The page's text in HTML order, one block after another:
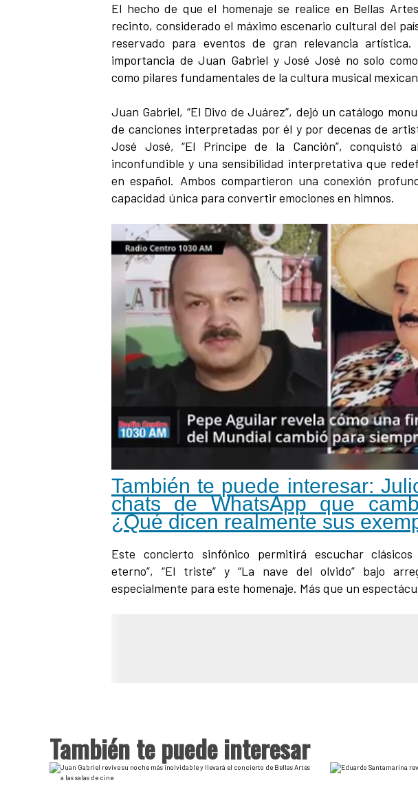
El hecho de que el homenaje se realice en Bellas
recinto, considerado el máximo escenario cultural del
reservado para eventos de gran relevancia
importancia de Juan Gabriel y José José no solo
como pilares fundamentales de la cultura musical
Juan Gabriel, “El Divo de Juárez”, dejó un catálogo
de canciones interpretadas por él y por decenas de
José José, “El Príncipe de la Canción”, conquistó
inconfundible y una sensibilidad interpretativa que
en español. Ambos compartieron una conexión
capacidad única para convertir emociones en himnos.
También te puede interesar:
chats de WhatsApp que
¿Qué dicen realmente sus
Este concierto sinfónico permitirá escuchar clásicos
eterno”, “El triste” y “La nave del olvido” bajo
especialmente para este homenaje. Más que un
También te puede interesar